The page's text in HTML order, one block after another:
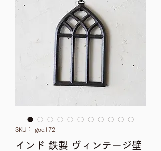
SKU： god172
インド 鉄製 ヴィンテージ壁